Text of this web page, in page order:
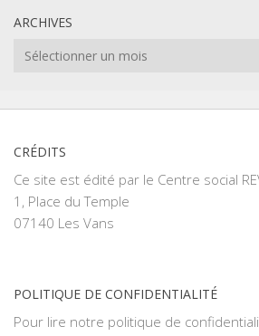
ARCHIVES
Archives
CRÉDITS
Ce site est édité par le Centre social
1, Place du Temple
07140 Les Vans
POLITIQUE DE CONFIDENTIALITÉ
Pour lire notre politique de